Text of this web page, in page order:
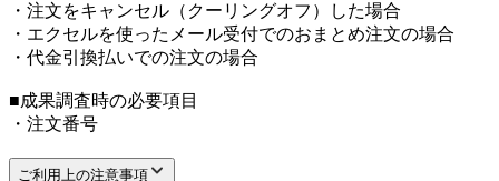
・注文をキャンセル（クーリングオフ）した場合
・エクセルを使ったメール受付でのおまとめ注文の場合
・代金引換払いでの注文の場合
■成果調査時の必要項目
・注文番号
ご利用上の注意事項